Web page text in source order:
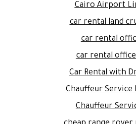
Cairo Airport
car rental land
car rental
car rental office
Car Rental with
Chauffeur Service
Chauffeur